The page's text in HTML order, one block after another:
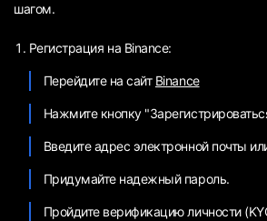
шагом.
Регистрация на Binance:
Перейдите на сайт Binance
Нажмите кнопку
Введите адрес электронной почты
Придумайте надежный пароль.
Пройдите верификацию личности